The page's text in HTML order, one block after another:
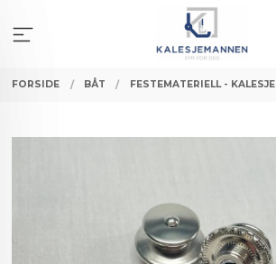
innholdet
FORSIDE BÅT FESTEMATERIELL - KALESJE